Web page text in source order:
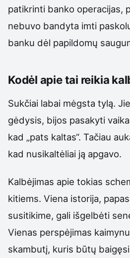
patikrinti banko operacijas,
nebuvo bandyta imti
banku dėl papildomų
Kodėl apie tai reikia
Sukčiai labai mėgsta tylą.
gėdysis, bijos pasakyti
kad „pats kaltas“. Tačiau
kad nusikaltėliai ją apgavo.
Kalbėjimas apie tokias
kitiems. Viena istorija,
susitikime, gali išgelbėti
Vienas perspėjimas
skambutį, kuris būtų